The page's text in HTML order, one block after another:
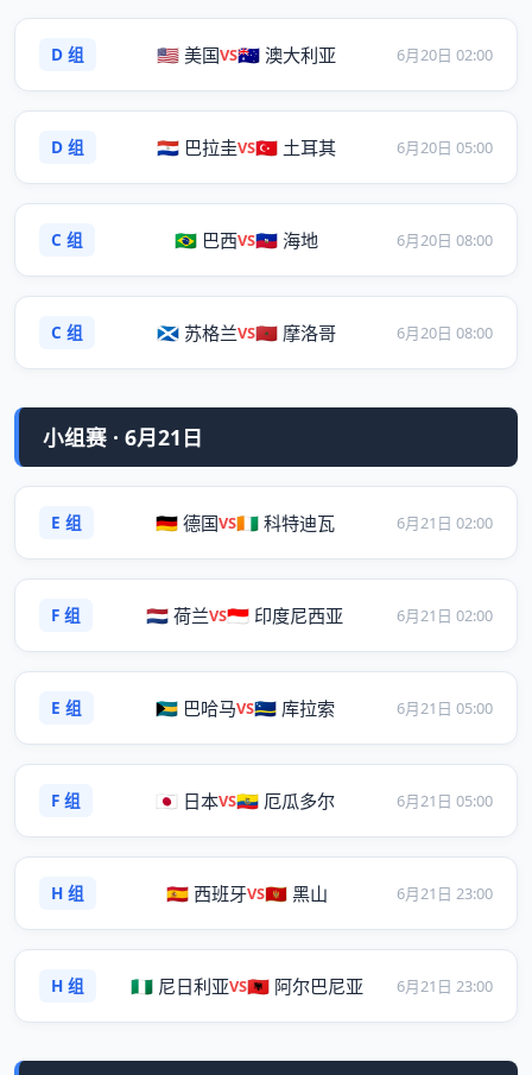
D 组 🇺🇸 美国VS🇦🇺 澳大利亚 6月20日 02:00
D 组 🇵🇾 巴拉圭VS🇹🇷 土耳其 6月20日 05:00
C 组 🇧🇷 巴西VS🇭🇹 海地 6月20日 08:00
C 组 🏴󠁧󠁢󠁳󠁣󠁴󠁿 苏格兰VS🇲🇦 摩洛哥 6月20日 08:00
小组赛 · 6月21日
E 组 🇩🇪 德国VS🇨🇮 科特迪瓦 6月21日 02:00
F 组 🇳🇱 荷兰VS🇮🇩 印度尼西亚 6月21日 02:00
E 组 🇧🇸 巴哈马VS🇨🇼 库拉索 6月21日 05:00
F 组 🇯🇵 日本VS🇪🇨 厄瓜多尔 6月21日 05:00
H 组 🇪🇸 西班牙VS🇲🇪 黑山 6月21日 23:00
H 组 🇳🇬 尼日利亚VS🇦🇱 阿尔巴尼亚 6月21日 23:00